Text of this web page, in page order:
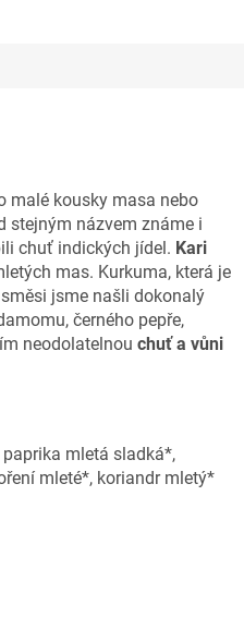
malé kousky masa nebo
stejným názvem známe i
chuť indických jídel. Kari
mas. Kurkuma, která je
jsme našli dokonalý
černého pepře,
neodolatelnou chuť a vůni
mletá sladká*,
mleté*, koriandr mletý*